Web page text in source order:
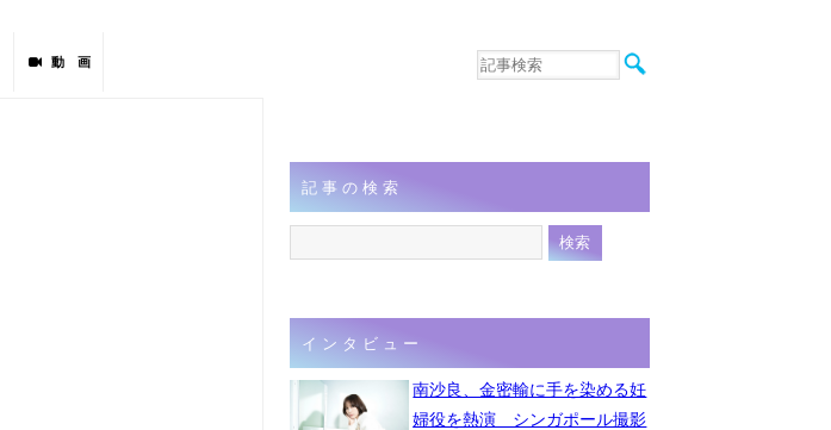
動 画
音楽
連載
フォト
記事の検索
インタビュー
南沙良、金密輸に手を染める妊
婦役を熱演 シンガポール撮影